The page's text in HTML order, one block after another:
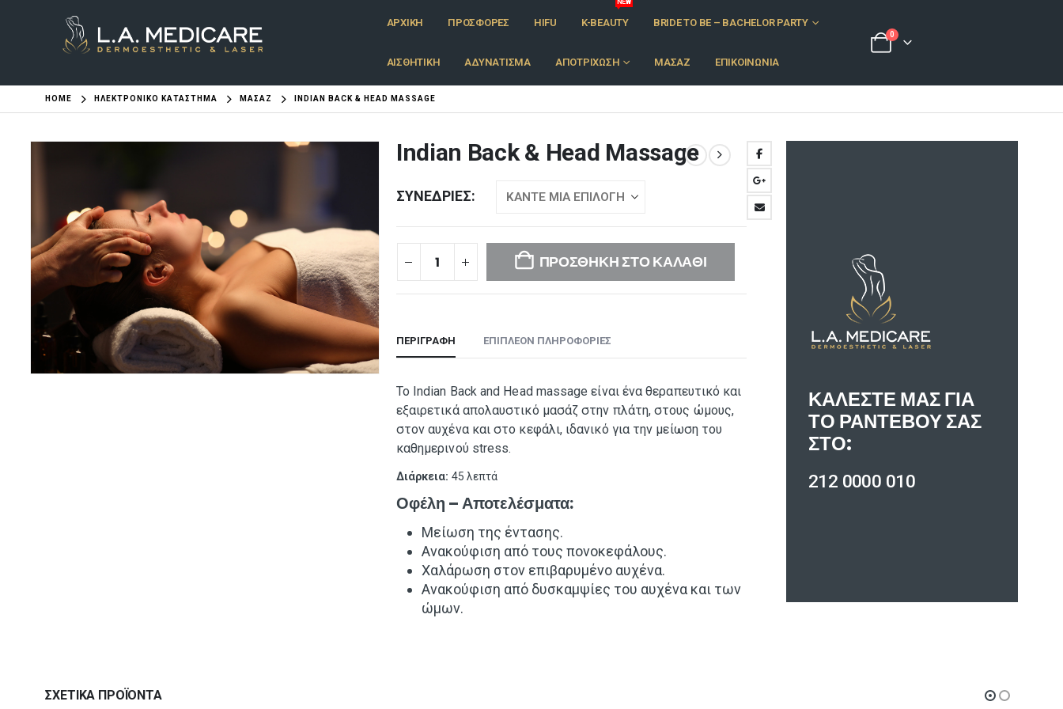
ΑΡΧΙΚΉ ΠΡΟΣΦΟΡΈΣ HIFU K-BEAUTY
NEW
BRIDE TO BE – BACHELOR PARTY
ΑΙΣΘΗΤΙΚΉ ΑΔΥΝΆΤΙΣΜΑ ΑΠΟΤΡΊΧΩΣΗ ΜΑΣΆΖ ΕΠΙΚΟΙΝΩΝΙΑ
0
HOME ΗΛΕΚΤΡΟΝΙΚΌ ΚΑΤΆΣΤΗΜΑ ΜΑΣΆΖ INDIAN BACK & HEAD MASSAGE
Indian Back & Head Massage
ΣΥΝΕΔΡΊΕΣ
ΠΡΟΣΘΉΚΗ ΣΤΟ ΚΑΛΆΘΙ
ΠΕΡΙΓΡΑΦΉ ΕΠΙΠΛΈΟΝ ΠΛΗΡΟΦΟΡΊΕΣ
To Indian Back and Head massage είναι ένα θεραπευτικό και
εξαιρετικά απολαυστικό μασάζ στην πλάτη, στους ώμους,
στον αυχένα και στο κεφάλι, ιδανικό για την μείωση του
καθημερινού stress.
Διάρκεια: 45 λεπτά
Οφέλη – Αποτελέσματα:
Μείωση της έντασης.
Ανακούφιση από τους πονοκεφάλους.
Χαλάρωση στον επιβαρυμένο αυχένα.
Ανακούφιση από δυσκαμψίες του αυχένα και των
ώμων.
ΚΑΛΈΣΤΕ ΜΑΣ ΓΙΑ
ΤΟ ΡΑΝΤΕΒΟΎ ΣΑΣ
ΣΤΟ:
212 0000 010
ΣΧΕΤΙΚΆ ΠΡΟΪΌΝΤΑ